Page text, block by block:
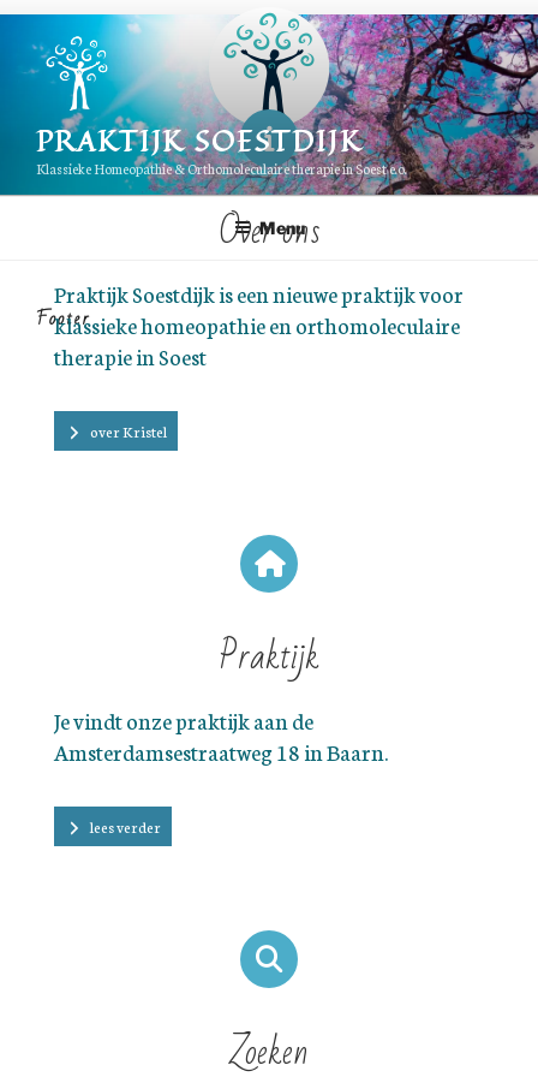
Ga
naar
PRAKTIJK SOESTDIJK
Klassieke Homeopathie & Orthomoleculaire therapie in Soest e.o.
Menu
Footer
Over ons
Praktijk Soestdijk is een nieuwe praktijk voor
klassieke homeopathie en orthomoleculaire
therapie in Soest
over Kristel
Praktijk
Je vindt onze praktijk aan de
Amsterdamsestraatweg 18 in Baarn.
lees verder
Zoeken